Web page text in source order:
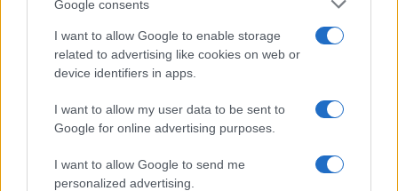
Google consents
I want to allow Google to enable storage
related to advertising like cookies on web or
device identifiers in apps.
I want to allow my user data to be sent to
Google for online advertising purposes.
I want to allow Google to send me
personalized advertising.
Elképesztő: akár 100 km-re is elzoomol
a Huawei Mate 80 Pro Max
| Huawei Central
Egy kínai tesztelő 105 kilométerről örökítette meg a China
Zun felhőkarcolót – a Mate 80 Pro Max teleobjektív